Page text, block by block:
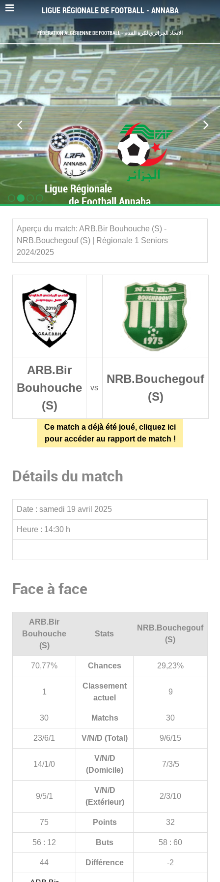
LIGUE RÉGIONALE DE FOOTBALL - ANNABA
FÉDÉRATION ALGÉRIENNE DE FOOTBALL - الاتحاد الجزائري لكرة القدم
Ligue Régionale
de Football Annaba
Aperçu du match: ARB.Bir Bouhouche (S) -
NRB.Bouchegouf (S) | Régionale 1 Seniors
2024/2025
ARB.Bir
Bouhouche
(S)
vs
NRB.Bouchegouf
(S)
Ce match a déjà été joué, cliquez ici
pour accéder au rapport de match !
Détails du match
Date : samedi 19 avril 2025
Heure : 14:30 h
Face à face
ARB.Bir
Bouhouche
(S)
Stats
NRB.Bouchegouf
(S)
70,77% Chances 29,23%
1
Classement
actuel
9
30 Matchs 30
23/6/1 V/N/D (Total) 9/6/15
14/1/0
V/N/D
(Domicile)
7/3/5
9/5/1
V/N/D
(Extérieur)
2/3/10
75 Points 32
56 : 12 Buts 58 : 60
44 Différence -2